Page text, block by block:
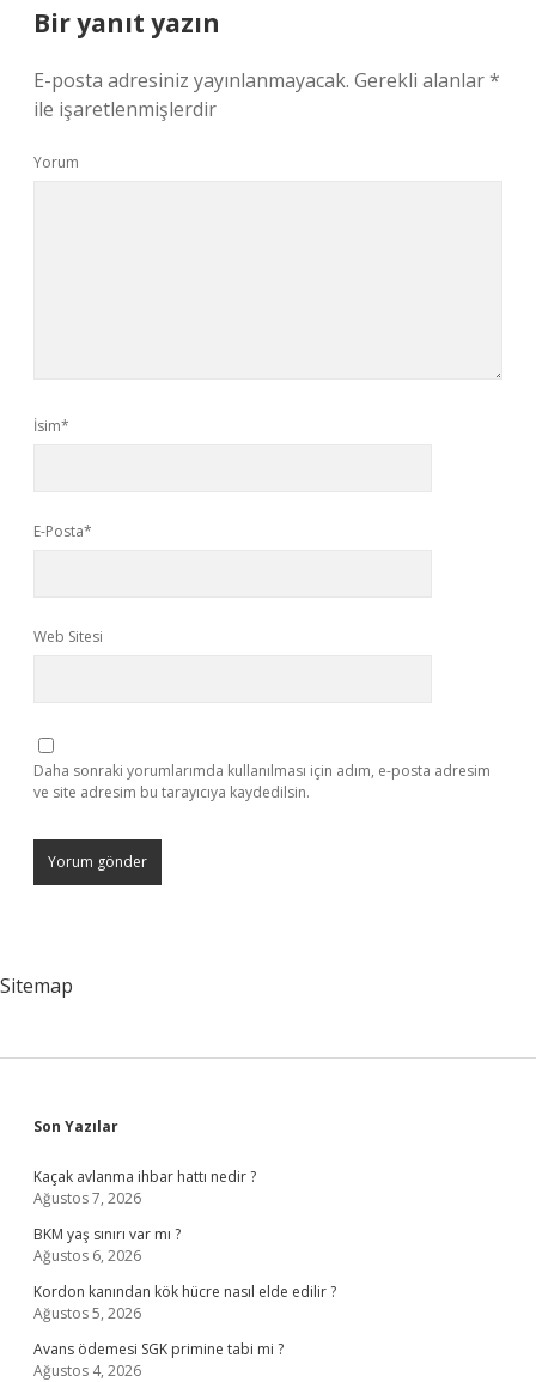
Bir yanıt yazın
E-posta adresiniz yayınlanmayacak. Gerekli alanlar*
ile işaretlenmişlerdir
Yorum
İsim*
E-Posta*
Web Sitesi
Daha sonraki yorumlarımda kullanılması için adım, e-posta adresim
ve site adresim bu tarayıcıya kaydedilsin.
Sitemap
Sidebar
Son Yazılar
Kaçak avlanma ihbar hattı nedir ?
Ağustos 7, 2026
BKM yaş sınırı var mı ?
Ağustos 6, 2026
Kordon kanından kök hücre nasıl elde edilir ?
Ağustos 5, 2026
Avans ödemesi SGK primine tabi mi ?
Ağustos 4, 2026